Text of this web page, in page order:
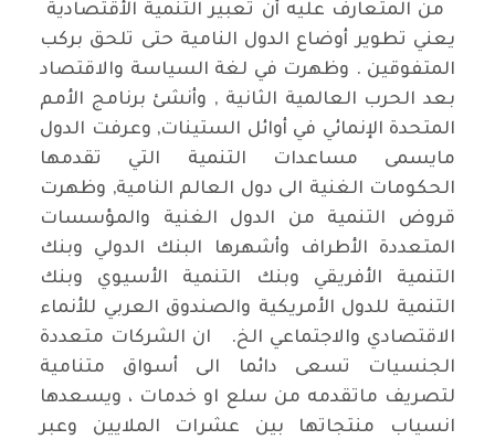
من المتعارف عليه أن تعبير التنمية الأقتصادية
يعني تطوير أوضاع الدول النامية حتى تلحق بركب
المتفوقين . وظهرت في لغة السياسة والاقتصاد
بعد الحرب العالمية الثانية , وأنشئ برنامج الأمم
المتحدة الإنمائي في أوائل الستينات, وعرفت الدول
مايسمى مساعدات التنمية التي تقدمها
الحكومات الغنية الى دول العالم النامية, وظهرت
قروض التنمية من الدول الغنية والمؤسسات
المتعددة الأطراف وأشهرها البنك الدولي وبنك
التنمية الأفريقي وبنك التنمية الأسيوي وبنك
التنمية للدول الأمريكية والصندوق العربي للأنماء
الاقتصادي والاجتماعي الخ. ان الشركات متعددة
الجنسيات تسعى دائما الى أسواق متنامية
لتصريف ماتقدمه من سلع او خدمات ، ويسعدها
انسياب منتجاتها بين عشرات الملايين وعبر